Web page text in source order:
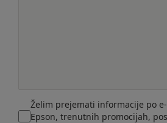
Želim prejemati informacije po
Epson, trenutnih promocijah,